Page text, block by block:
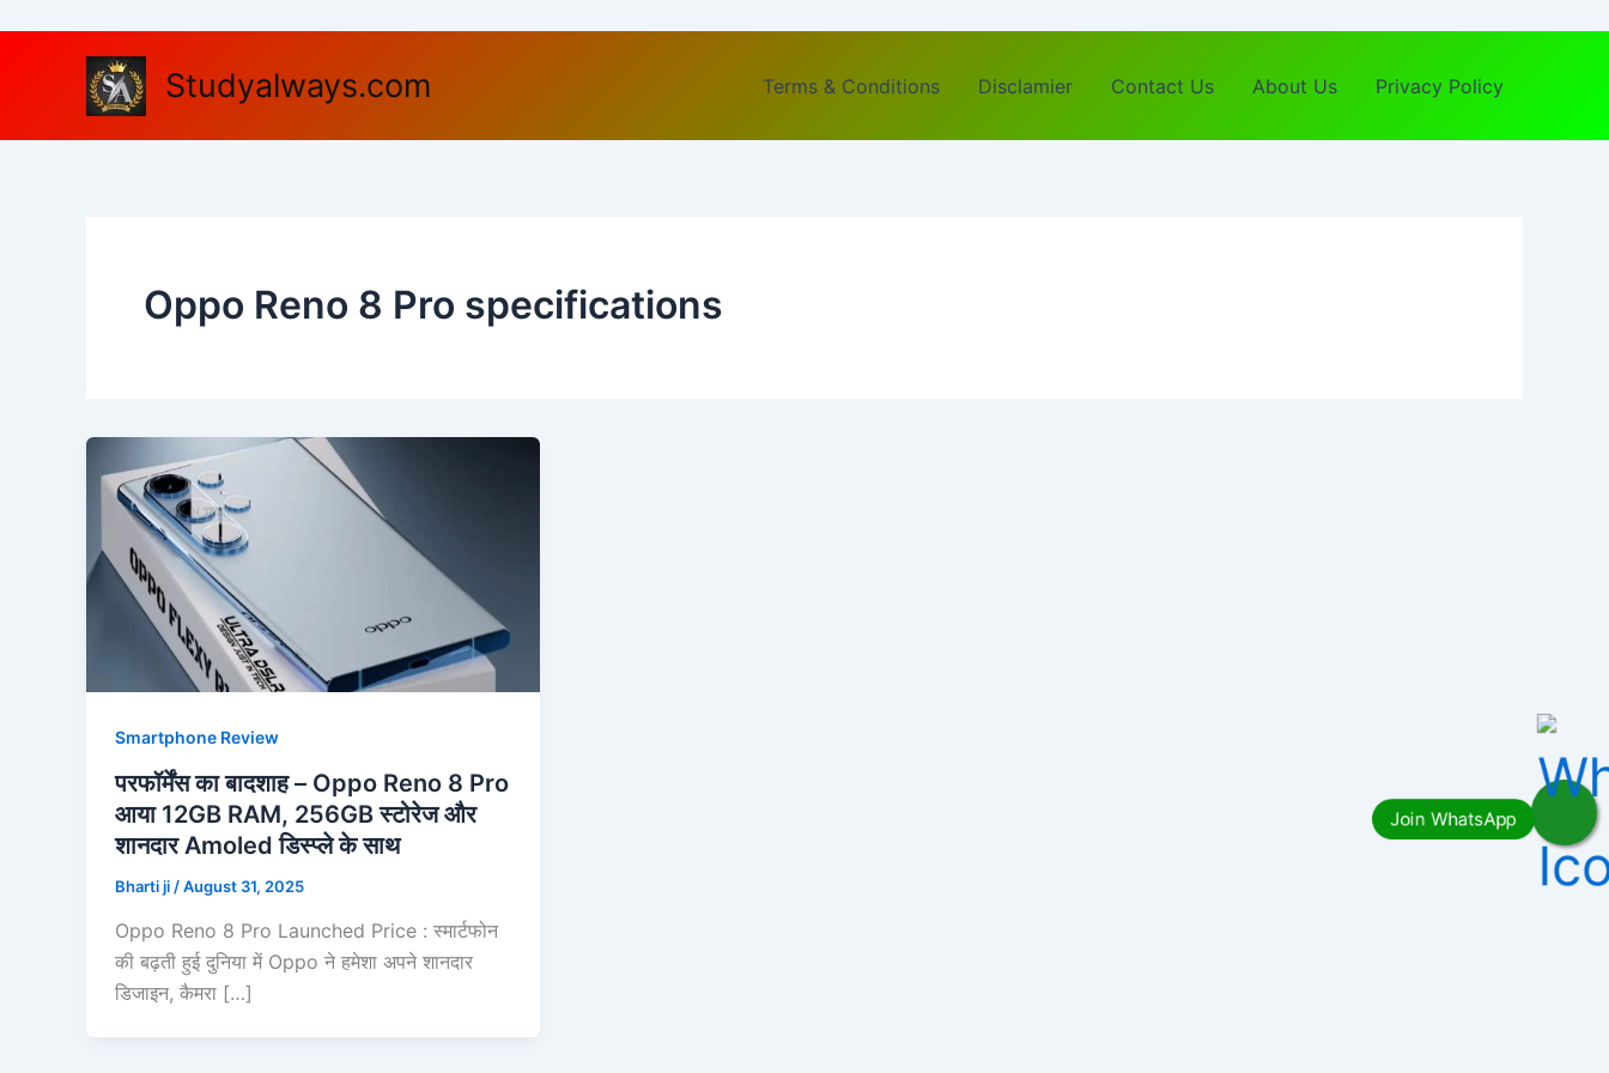
Studyalways.com Terms & Conditions Disclamier Contact Us About Us Privacy Policy
Oppo Reno 8 Pro specifications
Smartphone Review
परफॉर्मेंस का बादशाह – Oppo Reno 8 Pro
आया 12GB RAM, 256GB स्टोरेज और
शानदार Amoled डिस्प्ले के साथ
Bharti ji /August 31, 2025
Oppo Reno 8 Pro Launched Price : स्मार्टफोन
की बढ़ती हुई दुनिया में Oppo ने हमेशा अपने शानदार
डिजाइन, कैमरा […]